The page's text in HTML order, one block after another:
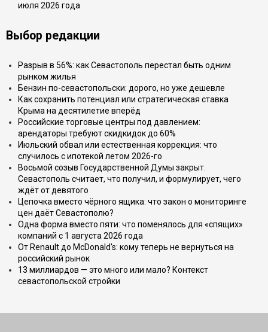
июля 2026 года
Выбор редакции
Разрыв в 56%: как Севастополь перестал быть одним
рынком жилья
Бензин по-севастопольски: дорого, но уже дешевле
Как сохранить потенциал или стратегическая ставка
Крыма на десятилетие вперёд
Российские торговые центры под давлением:
арендаторы требуют скидкидок до 60%
Июльский обвал или естественная коррекция: что
случилось с ипотекой летом 2026-го
Восьмой созыв Государственной Думы закрыт.
Севастополь считает, что получил, и формулирует, чего
ждёт от девятого
Цепочка вместо чёрного ящика: что закон о мониторинге
цен даёт Севастополю?
Одна форма вместо пяти: что поменялось для «спящих»
компаний с 1 августа 2026 года
От Renault до McDonald's: кому теперь не вернуться на
российский рынок
13 миллиардов — это много или мало? Контекст
севастопольской стройки